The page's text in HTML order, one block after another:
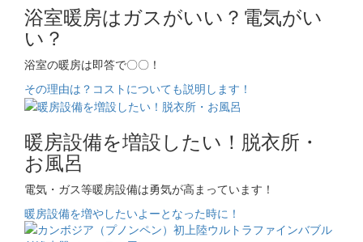
浴室暖房はガスがいい？電気がい
い？
浴室の暖房は即答で〇〇！
その理由は？コストについても説明します！
暖房設備を増設したい！脱衣所・
お風呂
電気・ガス等暖房設備は勇気が高まっています！
暖房設備を増やしたいよーとなった時に！